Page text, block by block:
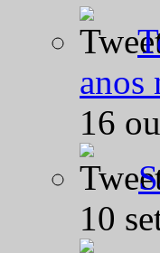
anos
16
10